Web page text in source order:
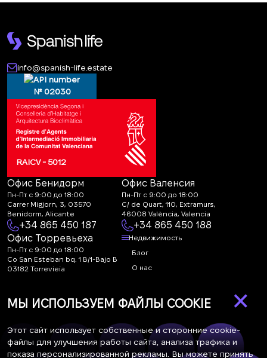
info@spanish-life.estate
№ 02030
RAICV - 5012
Офис Бенидорм
Пн-Пт с 9:00 до 18:00
Carrer Migjorn, 3, 03570
Benidorm, Alicante
+34 865 450 187
Офис Валенсия
Пн-Пт с 9:00 до 18:00
C/ de Quart, 110, Extramurs,
46008 València, Valencia
+34 865 450 188
Офис Торревьеха
Пн-Пт с 9:00 до 18:00
Co San Esteban bq. 1 B/1-Bajo B
03182 Torrevieja
life.estate
Недвижимость
Блог
О нас
Контакты
Подпишитесь на наши новости. Рассылка каждую неделю
×
МЫ ИСПОЛЬЗУЕМ ФАЙЛЫ COOKIE
Этот сайт использует собственные и сторонние cookie-
файлы для улучшения работы сайта, анализа трафика и
показа персонализированной рекламы. Вы можете принять